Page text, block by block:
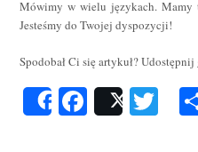
Mówimy w wielu językach. Mamy
Jesteśmy do Twojej dyspozycji!
Spodobał Ci się artykuł?
ShareFacebook
Post